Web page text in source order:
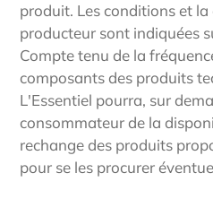
produit. Les conditions et
producteur sont indiquées
Compte tenu de la
composants des produits
L'Essentiel pourra, sur
consommateur de la
rechange des produits
pour se les procurer